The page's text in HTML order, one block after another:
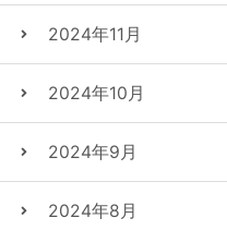
2024年11月
2024年10月
2024年9月
2024年8月